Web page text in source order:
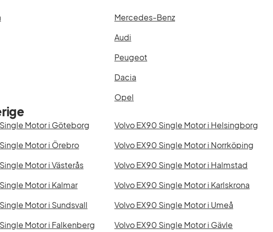
Mercedes-Benz
Audi
Peugeot
Dacia
Opel
Motor i Göteborg Volvo EX90 Single Motor i Helsingborg
Motor i Örebro Volvo EX90 Single Motor i Norrköping
Motor i Västerås Volvo EX90 Single Motor i Halmstad
Motor i Kalmar Volvo EX90 Single Motor i Karlskrona
Motor i Sundsvall Volvo EX90 Single Motor i Umeå
Motor i Falkenberg Volvo EX90 Single Motor i Gävle